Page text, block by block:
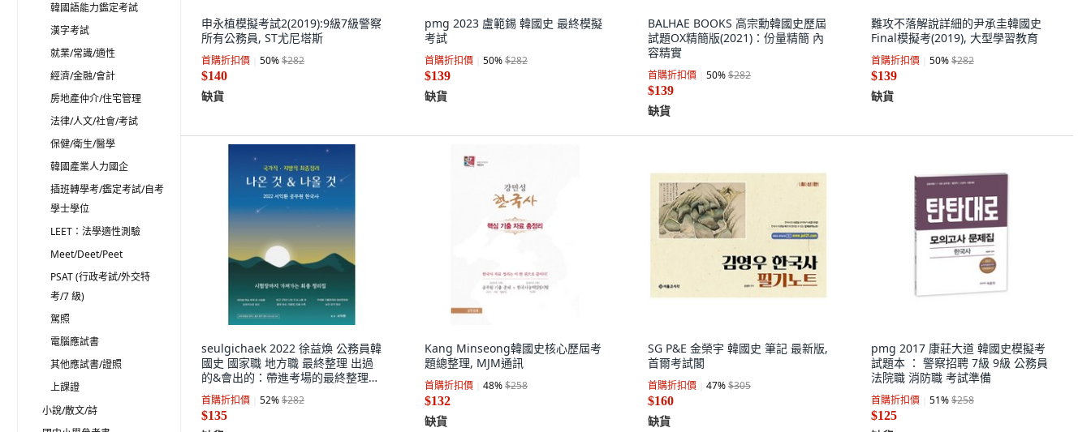
韓國語能力鑑定考試
漢字考試
就業/常識/適性
經濟/金融/會計
房地產仲介/住宅管理
法律/人文/社會/考試
保健/衛生/醫學
韓國產業人力國企
插班轉學考/鑑定考試/自考
學士學位
LEET：法學適性測驗
Meet/Deet/Peet
PSAT (行政考試/外交特
考/7 級)
駕照
電腦應試書
其他應試書/證照
上課證
小說/散文/詩
申永植模擬考試2(2019):9級7級警察
所有公務員, ST尤尼塔斯
首購折扣價 50%$282
$140
缺貨
pmg 2023 盧範錫 韓國史 最終模擬
考試
首購折扣價 50%$282
$139
缺貨
BALHAE BOOKS 高宗勳韓國史歷屆
試題OX精簡版(2021)：份量精簡 內
容精實
首購折扣價 50%$282
$139
缺貨
難攻不落解說詳細的尹承圭韓國史
Final模擬考(2019), 大型學習教育
首購折扣價 50%$282
$139
缺貨
seulgichaek 2022 徐益煥 公務員韓
國史 國家職 地方職 最終整理 出過
的&會出的：帶進考場的最終整理筆
記
首購折扣價 52%$282
$135
Kang Minseong韓國史核心歷屆考
題總整理, MJM通訊
首購折扣價 48%$258
$132
缺貨
SG P&E 金榮宇 韓國史 筆記 最新版,
首爾考試閣
首購折扣價 47%$305
$160
缺貨
pmg 2017 康莊大道 韓國史模擬考
試題本 ： 警察招聘 7級 9級 公務員
法院職 消防職 考試準備
首購折扣價 51%$258
$125